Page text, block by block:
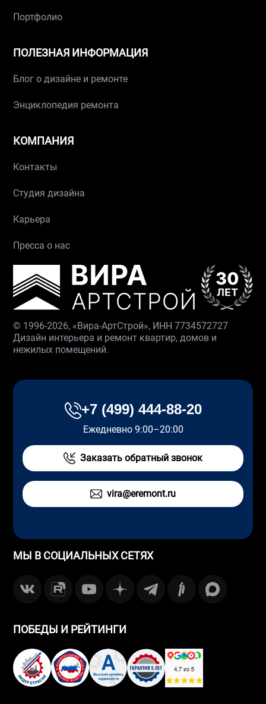
Портфолио
ПОЛЕЗНАЯ ИНФОРМАЦИЯ
Блог о дизайне и ремонте
Энциклопедия ремонта
КОМПАНИЯ
Контакты
Студия дизайна
Карьера
Пресса о нас
© 1996-2026, «Вира-АртСтрой», ИНН 7734572727
Дизайн интерьера и ремонт квартир, домов и
нежилых помещений.
+7 (499) 444-88-20
Ежедневно 9:00–20:00
Заказать обратный звонок
vira@eremont.ru
МЫ В СОЦИАЛЬНЫХ СЕТЯХ
ПОБЕДЫ И РЕЙТИНГИ